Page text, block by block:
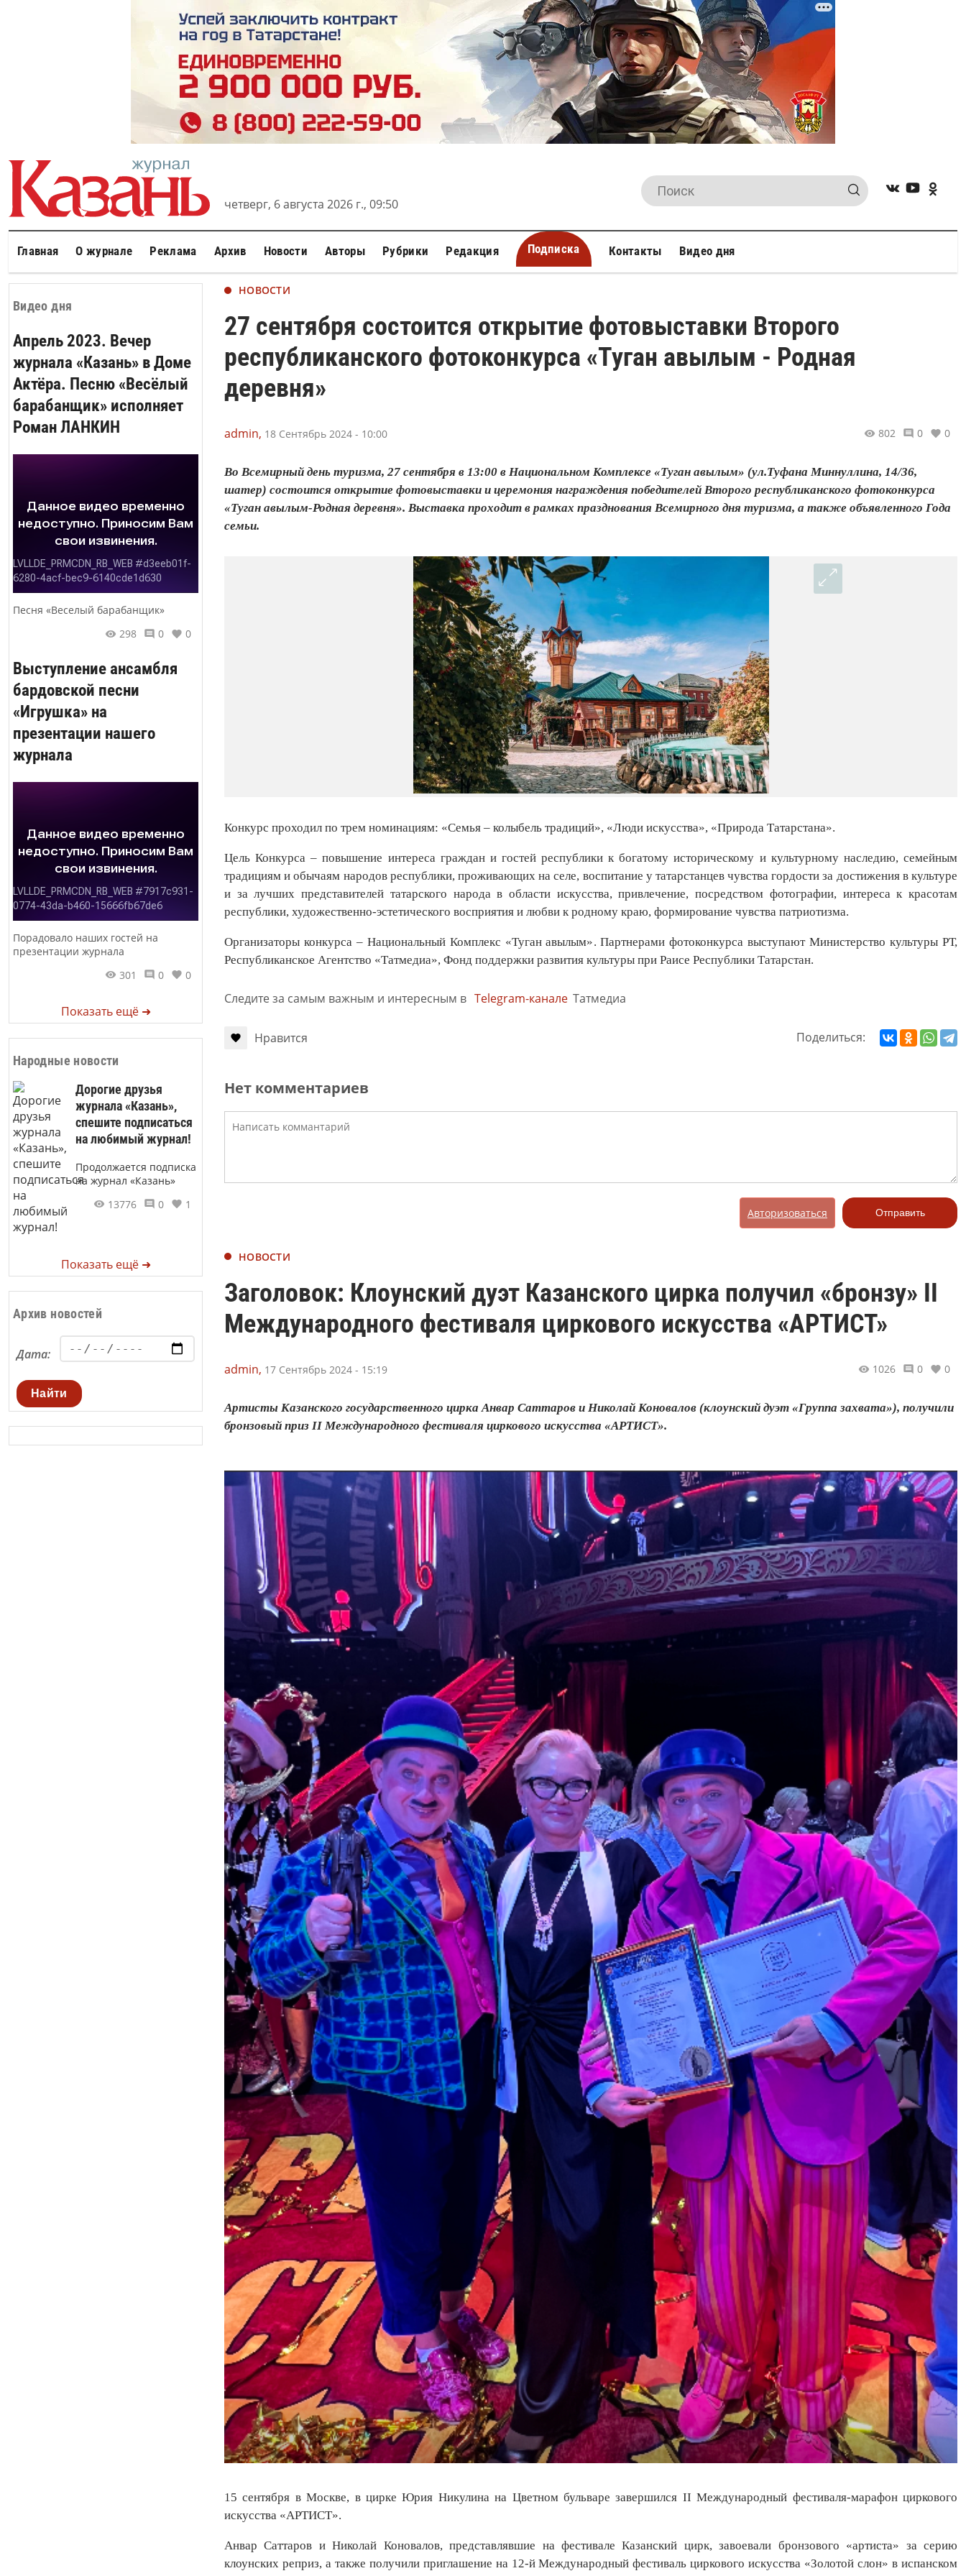
четверг, 6 августа 2026 г., 09:51
Главная О журнале Реклама Архив Новости Авторы Рубрики Редакция Подписка Контакты Видео дня
Видео дня
Апрель 2023. Вечер
журнала «Казань» в Доме
Актёра. Песню «Весёлый
барабанщик» исполняет
Роман ЛАНКИН
Песня «Веселый барабанщик»
298
0 0
Выступление ансамбля
бардовской песни
«Игрушка» на
презентации нашего
журнала
Порадовало наших гостей на
презентации журнала
301
0 0
Показать ещё ➜
Народные новости
Дорогие друзья
журнала «Казань»,
спешите подписаться
на любимый журнал!
Продолжается подписка
на журнал «Казань»
13776
0 1
Показать ещё ➜
Архив новостей
Дата:
Найти
НОВОСТИ
27 сентября состоится открытие фотовыставки Второго
республиканского фотоконкурса «Туган авылым - Родная
деревня»
admin, 18 Сентябрь 2024 - 10:00 802 0 0
Во Всемирный день туризма, 27 сентября в 13:00 в Национальном Комплексе «Туган авылым» (ул.Туфана Миннуллина, 14/36,
шатер) состоится открытие фотовыставки и церемония награждения победителей Второго республиканского фотоконкурса
«Туган авылым-Родная деревня». Выставка проходит в рамках празднования Всемирного дня туризма, а также объявленного Года
семьи.
Конкурс проходил по трем номинациям: «Семья – колыбель традиций», «Люди искусства», «Природа Татарстана».
Цель Конкурса – повышение интереса граждан и гостей республики к богатому историческому и культурному наследию, семейным
традициям и обычаям народов республики, проживающих на селе, воспитание у татарстанцев чувства гордости за достижения в культуре
и за лучших представителей татарского народа в области искусства, привлечение, посредством фотографии, интереса к красотам
республики, художественно-эстетического восприятия и любви к родному краю, формирование чувства патриотизма.
Организаторы конкурса – Национальный Комплекс «Туган авылым». Партнерами фотоконкурса выступают Министерство культуры РТ,
Республиканское Агентство «Татмедиа», Фонд поддержки развития культуры при Раисе Республики Татарстан.
Следите за самым важным и интересным в Telegram-канале Татмедиа
Нравится Поделиться:
Нет комментариев
Авторизоваться Отправить
НОВОСТИ
Заголовок: Клоунский дуэт Казанского цирка получил «бронзу» II
Международного фестиваля циркового искусства «АРТИСТ»
admin, 17 Сентябрь 2024 - 15:19 1026 0 0
Артисты Казанского государственного цирка Анвар Саттаров и Николай Коновалов (клоунский дуэт «Группа захвата»), получили
бронзовый приз II Международного фестиваля циркового искусства «АРТИСТ».
15 сентября в Москве, в цирке Юрия Никулина на Цветном бульваре завершился II Международный фестиваля-марафон циркового
искусства «АРТИСТ».
Анвар Саттаров и Николай Коновалов, представлявшие на фестивале Казанский цирк, завоевали бронзового «артиста» за серию
клоунских реприз, а также получили приглашение на 12-й Международный фестиваль циркового искусства «Золотой слон» в испанском